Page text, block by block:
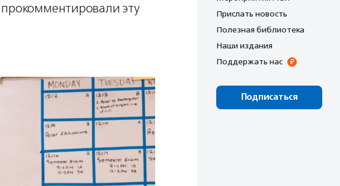
эту
Прислать новость
Полезная библиотека
Наши издания
Поддержать нас
Подписаться